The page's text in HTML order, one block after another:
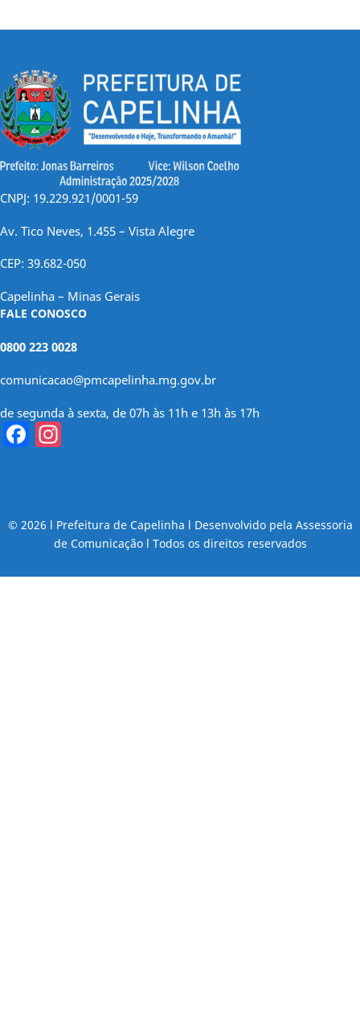
CNPJ: 19.229.921/0001-59
Av. Tico Neves, 1.455 – Vista Alegre
CEP: 39.682-050
Capelinha – Minas Gerais
FALE CONOSCO
0800 223 0028
comunicacao@pmcapelinha.mg.gov.br
de segunda à sexta, de 07h às 11h e 13h às 17h
Facebook
© 2026 l Prefeitura de Capelinha l Desenvolvido pela Assessoria
de Comunicação l Todos os direitos reservados